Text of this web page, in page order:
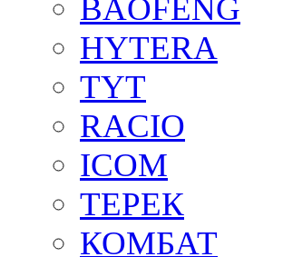
BAOFENG
HYTERA
TYT
RACIO
ICOM
ТЕРЕК
КОМБАТ